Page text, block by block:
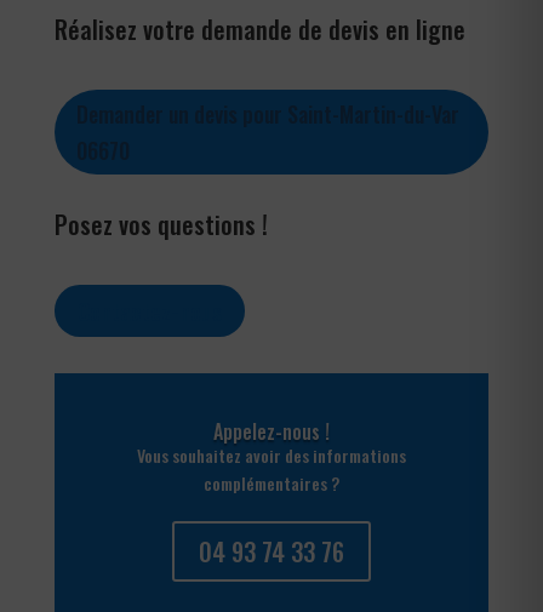
Réalisez votre demande de devis en ligne
Posez vos questions !
Appelez-nous !
Vous souhaitez avoir des informations
complémentaires ?
04 93 74 33 76